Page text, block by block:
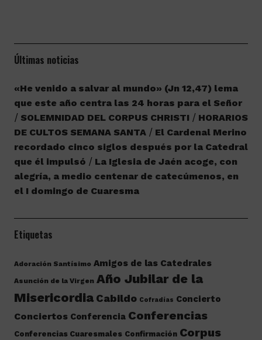
Últimas noticias
«He venido a salvar al mundo» (Jn 12,47) lema
que este año centra las 24 horas para el Señor
SOLEMNIDAD DEL CORPUS CHRISTI
HORARIOS
DE CULTOS SEMANA SANTA
El Cardenal Merino
recordado cinco siglos después por la Catedral
que él impulsó
La Iglesia de Jaén acoge, con
alegría, a medio centenar de catecúmenos, en
el I domingo de Cuaresma
Etiquetas
Adoración Santísimo Amigos de las Catedrales
Asunción de la Virgen Año Jubilar de la
Misericordia Cabildo Cofradías Concierto
Conciertos Conferencia Conferencias
Conferencias Cuaresmales Confirmación Corpus